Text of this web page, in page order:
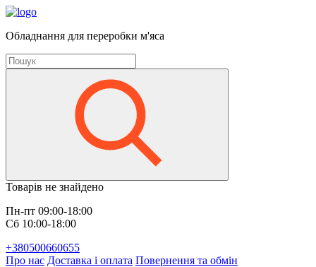
Обладнання для переробки м'яса
Товарів не знайдено
Пн-пт 09:00-18:00
Сб 10:00-18:00
+380500660655
Про нас Доставка і оплата Повернення та обмін